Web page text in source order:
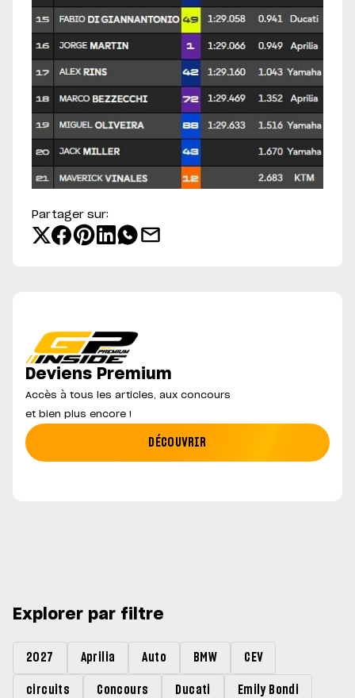
Partager sur:
Deviens Premium
Accès à tous les articles, aux concours
et bien plus encore !
DÉCOUVRIR
Explorer par filtre
2027 Aprilia Auto BMW CEV
circuits Concours Ducati Emily Bondi